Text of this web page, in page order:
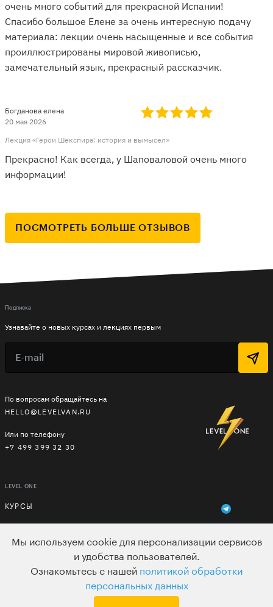
очень много событий для прекрасной Испании!
Спасибо большое Елене за очень интересную подачу
материала: лекции очень насыщенные и все события
проиллюстрированы мировой живописью,
замечательный язык, прекрасный рассказчик.
Лекция «Герои Шекспира: история и вымысел»
Богданова елена
20 мая 2026
Прекрасно! Как всегда, у Шаповаловой очень много
информации!
ПОСМОТРЕТЬ БОЛЬШЕ ОТЗЫВОВ
По вопросам обращайтесь на
HELLO@LEVELVAN.RU
Или по телефону
+7 499 399 32 30
LEVEL ONE
КУРСЫ
ВАКАНСИИ
ПОЛЬЗОВАТЕЛЬСКОЕ СОГЛАШЕНИЕ
Подписка
Узнавайте о новых курсах и лекциях первым
Мы используем cookie для персонализации сервисов
и удобства пользователей.
Ознакомьтесь с нашей политикой обработки
персональных данных